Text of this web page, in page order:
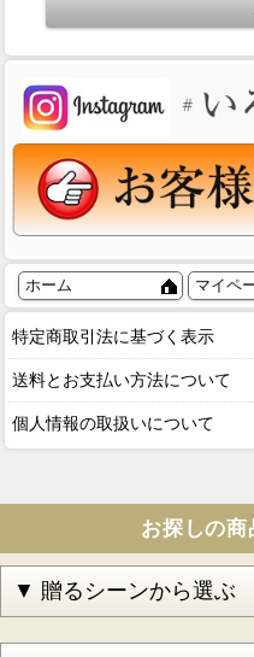
ホーム マイペ
特定商取引法に基づく表示
送料とお支払い方法について
個人情報の取扱いについて
お探しの商